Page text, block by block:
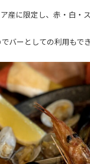
産に限定し、赤・白
バーとしての利用もで